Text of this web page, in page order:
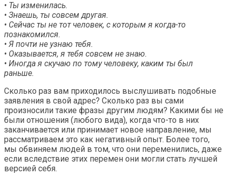
• Ты изменилась.
• Знаешь, ты совсем другая.
• Сейчас ты не тот человек, с которым я когда-то
познакомился.
• Я почти не узнаю тебя.
• Оказывается, я тебя совсем не знаю.
• Иногда я скучаю по тому человеку, каким ты был
раньше.
Сколько раз вам приходилось выслушивать подобные
заявления в свой адрес? Сколько раз вы сами
произносили такие фразы другим людям? Какими бы не
были отношения (любого вида), когда что-то в них
заканчивается или принимает новое направление, мы
рассматриваем это как негативный опыт. Более того,
мы обвиняем людей в том, что они переменились, даже
если вследствие этих перемен они могли стать лучшей
версией себя.